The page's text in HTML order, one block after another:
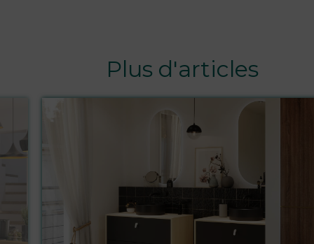
Plus d'articles